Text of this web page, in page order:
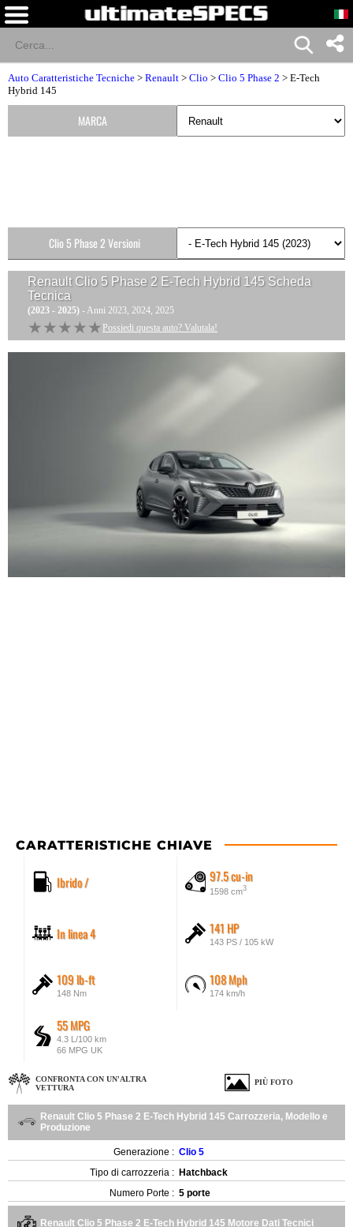
Auto Caratteristiche Tecniche > Renault > Clio > Clio 5 Phase 2 > E-Tech
Hybrid 145
Renault Clio 5 Phase 2 E-Tech Hybrid 145 Scheda
Tecnica
(2023 - 2025) - Anni 2023, 2024, 2025
★★★★★
★★★★★ Possiedi questa auto? Valutala!
CARATTERISTICHE CHIAVE
Ibrido / 97.5 cu-in
1598 cm3
In linea 4 141 HP
143 PS / 105 kW
109 lb-ft
148 Nm
108 Mph
174 km/h
55 MPG
4.3 L/100 km
66 MPG UK
CONFRONTA CON UN'ALTRA
VETTURA
PIÙ FOTO
Renault Clio 5 Phase 2 E-Tech Hybrid 145 Carrozzeria, Modello e
Produzione
Generazione : Clio 5
Tipo di carrozzeria : Hatchback
Numero Porte : 5 porte
Renault Clio 5 Phase 2 E-Tech Hybrid 145 Motore Dati Tecnici
MARCA
Clio 5 Phase 2 Versioni